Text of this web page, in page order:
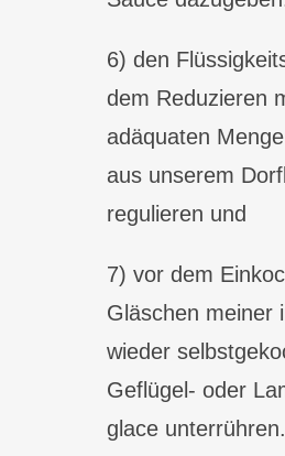
6) den
dem Reduzieren
adäquaten
aus unserem
regulieren und
7) vor dem
Gläschen meiner
wieder
Geflügel- oder
glace unterrühren.